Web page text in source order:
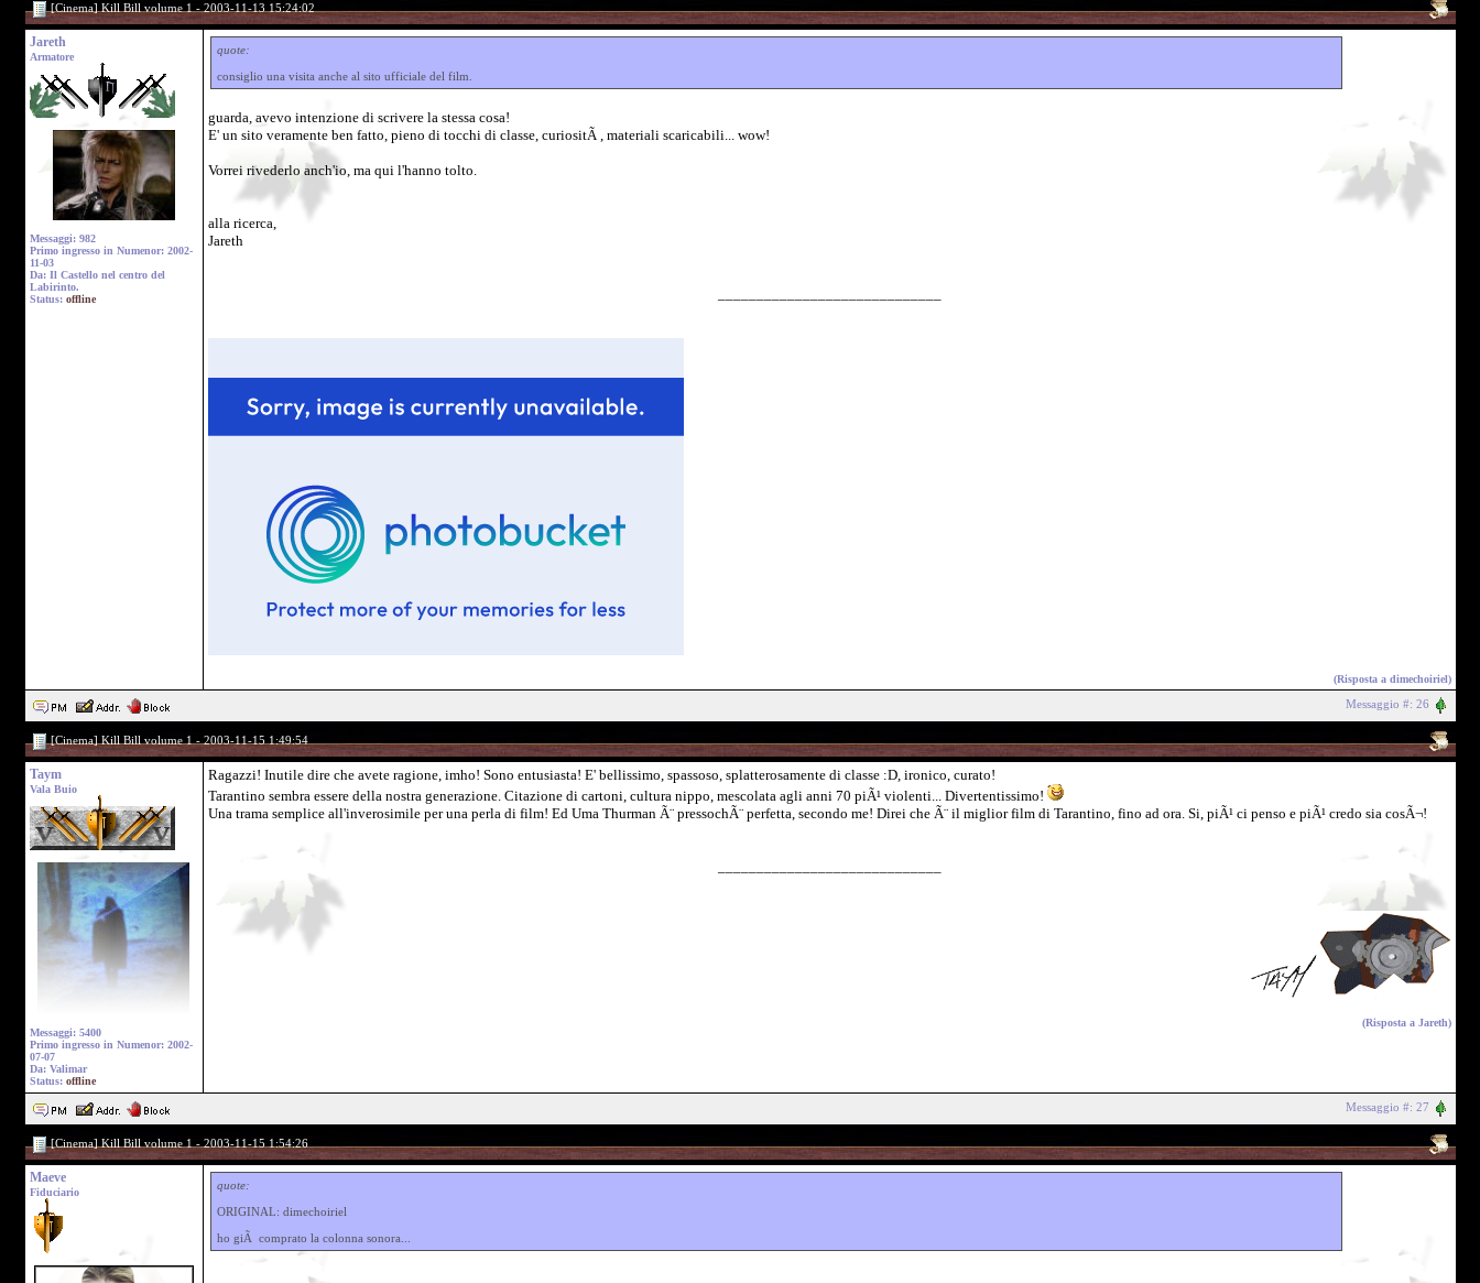
[Cinema] Kill Bill volume 1 - 2003-11-13 15:24:02
Jareth
Armatore
Messaggi: 982
Primo ingresso in Numenor: 2002-
11-03
Da: Il Castello nel centro del
Labirinto.
Status: offline
quote:
consiglio una visita anche al sito ufficiale del film.
guarda, avevo intenzione di scrivere la stessa cosa!
E' un sito veramente ben fatto, pieno di tocchi di classe, curiositÃ , materiali scaricabili... wow!
Vorrei rivederlo anch'io, ma qui l'hanno tolto.
alla ricerca,
Jareth
(Risposta a dimechoiriel)
Messaggio #: 26
[Cinema] Kill Bill volume 1 - 2003-11-15 1:49:54
Taym
Vala Buio
Messaggi: 5400
Primo ingresso in Numenor: 2002-
07-07
Da: Valimar
Status: offline
Ragazzi! Inutile dire che avete ragione, imho! Sono entusiasta! E' bellissimo, spassoso, splatterosamente di classe :D, ironico, curato!
Tarantino sembra essere della nostra generazione. Citazione di cartoni, cultura nippo, mescolata agli anni 70 piÃ¹ violenti... Divertentissimo!
Una trama semplice all'inverosimile per una perla di film! Ed Uma Thurman Ã¨ pressochÃ¨ perfetta, secondo me! Direi che Ã¨ il miglior film di Tarantino, fino ad ora. Si, piÃ¹ ci penso e piÃ¹ credo sia cosÃ¬!
(Risposta a Jareth)
Messaggio #: 27
[Cinema] Kill Bill volume 1 - 2003-11-15 1:54:26
Maeve
Fiduciario
quote:
ORIGINAL: dimechoiriel
ho giÃ comprato la colonna sonora...